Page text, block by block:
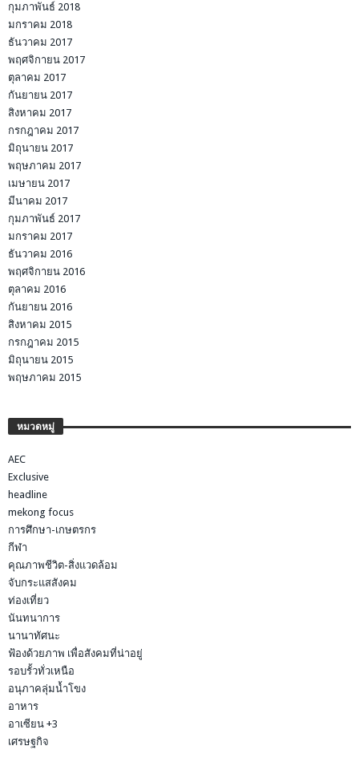
กุมภาพันธ์ 2018
มกราคม 2018
ธันวาคม 2017
พฤศจิกายน 2017
ตุลาคม 2017
กันยายน 2017
สิงหาคม 2017
กรกฎาคม 2017
มิถุนายน 2017
พฤษภาคม 2017
เมษายน 2017
มีนาคม 2017
กุมภาพันธ์ 2017
มกราคม 2017
ธันวาคม 2016
พฤศจิกายน 2016
ตุลาคม 2016
กันยายน 2016
สิงหาคม 2015
กรกฎาคม 2015
มิถุนายน 2015
พฤษภาคม 2015
หมวดหมู่
AEC
Exclusive
headline
mekong focus
การศึกษา-เกษตรกร
กีฬา
คุณภาพชีวิต-สิ่งแวดล้อม
จับกระแสสังคม
ท่องเที่ยว
นันทนาการ
นานาทัศนะ
ฟ้องด้วยภาพ เพื่อสังคมที่น่าอยู่
รอบรั้วทั่วเหนือ
อนุภาคลุ่มน้ำโขง
อาหาร
อาเซียน +3
เศรษฐกิจ